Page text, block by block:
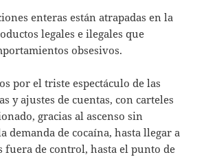
enteras están atrapadas en la
legales e ilegales que
obsesivos.
por el triste espectáculo de las
y ajustes de cuentas, con carteles
gracias al ascenso sin
demanda de cocaína, hasta llegar a
fuera de control, hasta el punto de